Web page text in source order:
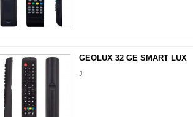
GEOLUX 32 GE SMART LUX
J